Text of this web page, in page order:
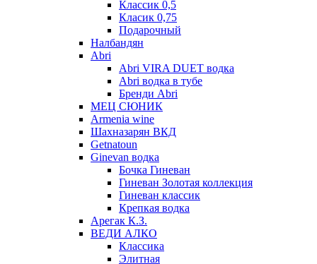
Классик 0,5
Класик 0,75
Подарочный
Налбандян
Abri
Abri VIRA DUET водка
Abri водка в тубе
Бренди Abri
МЕЦ СЮНИК
Armenia wine
Шахназарян ВКД
Getnatoun
Ginevan водка
Бочка Гиневан
Гиневан Золотая коллекция
Гиневан классик
Крепкая водка
Арегак К.З.
ВЕДИ АЛКО
Классика
Элитная